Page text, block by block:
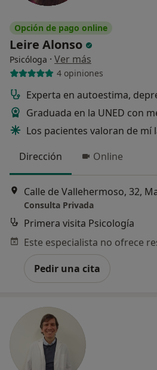
Opción de pago online
Leire Alonso
Psicóloga · Ver más
4 opiniones
Experta en autoestima,
Graduada en la UNED con
Los pacientes valoran de mí
Dirección
Online
Calle de Vallehermoso, 32,
Consulta Privada
Primera visita Psicología
Pedir una cita